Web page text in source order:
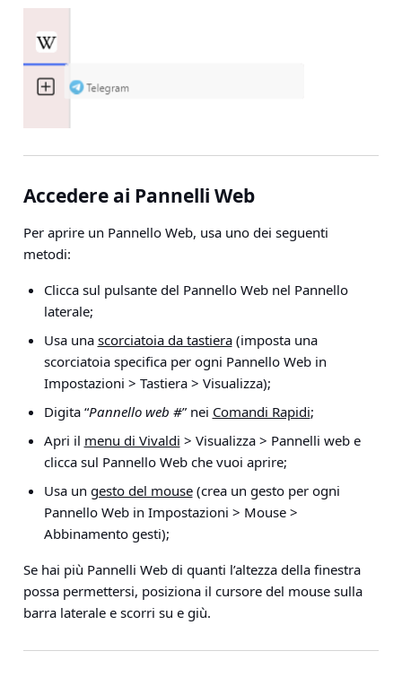
Accedere ai Pannelli Web
Per aprire un Pannello Web, usa uno dei seguenti
metodi:
Clicca sul pulsante del Pannello Web nel Pannello
laterale;
Usa una scorciatoia da tastiera(imposta una
scorciatoia specifica per ogni Pannello Web in
Impostazioni > Tastiera > Visualizza);
Digita “Pannello web #” nei Comandi Rapidi;
Apri il menu di Vivaldi > Visualizza > Pannelli webe
clicca sul Pannello Web che vuoi aprire;
Usa un gesto del mouse(crea un gesto per ogni
Pannello Web in Impostazioni > Mouse >
Abbinamento gesti);
Se hai più Pannelli Web di quanti l’altezza della finestra
possa permettersi, posiziona il cursore del mouse sulla
barra laterale e scorri su e giù.